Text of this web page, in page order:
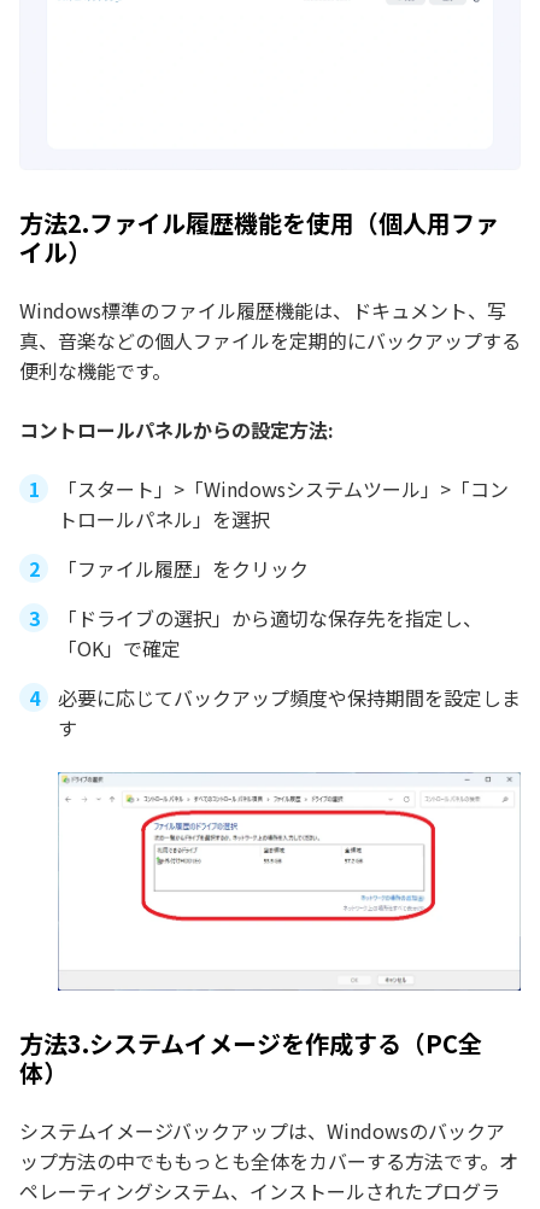
方法2.ファイル履歴機能を使用（個人用ファ
イル）
Windows標準のファイル履歴機能は、ドキュメント、写
真、音楽などの個人ファイルを定期的にバックアップする
便利な機能です。
コントロールパネルからの設定方法:
「スタート」>「Windowsシステムツール」>「コン
トロールパネル」を選択
「ファイル履歴」をクリック
「ドライブの選択」から適切な保存先を指定し、
「OK」で確定
必要に応じてバックアップ頻度や保持期間を設定しま
す
方法3.システムイメージを作成する（PC全
体）
システムイメージバックアップは、Windowsのバックア
ップ方法の中でももっとも全体をカバーする方法です。オ
ペレーティングシステム、インストールされたプログラ